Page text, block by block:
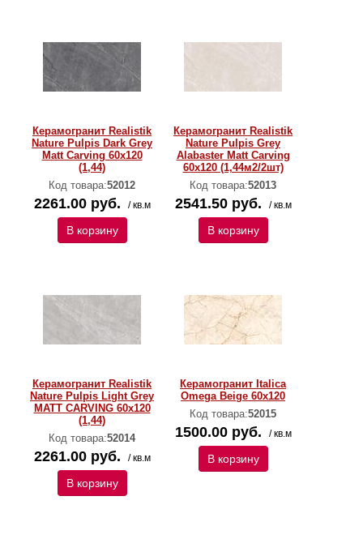
Керамогранит Realistik
Nature Pulpis Dark Grey
Matt Carving 60x120
(1,44)
Код товара:52012
2261.00 руб. / кв.м
В корзину
Керамогранит Realistik
Nature Pulpis Grey
Alabaster Matt Carving
60x120 (1,44м2/2шт)
Код товара:52013
2541.50 руб. / кв.м
В корзину
Керамогранит Realistik
Nature Pulpis Light Grey
MATT CARVING 60х120
(1,44)
Код товара:52014
2261.00 руб. / кв.м
В корзину
Керамогранит Italica
Omega Beige 60x120
Код товара:52015
1500.00 руб. / кв.м
В корзину